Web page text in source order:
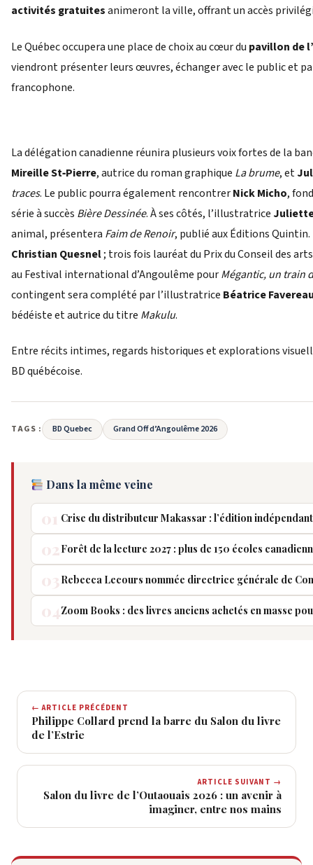
activités gratuitesanimeront la ville, offrant un accès
Le Québec occupera une place de choix au cœur du pavillon de
viendront présenter leurs œuvres, échanger avec le public et
francophone.
La délégation canadienne réunira plusieurs voix fortes de la
Mireille St‑Pierre, autrice du roman graphique La brume, et
traces. Le public pourra également rencontrerNick Micho,
série à succès Bière Dessinée. À ses côtés, l’illustratrice
animal, présentera Faim de Renoir, publié aux Éditions
Christian Quesnel; trois fois lauréat du Prix du Conseil des
au Festival international d’Angoulême pourMégantic, un train
contingent sera complété par l’illustratrice Béatrice
bédéiste et autrice du titre Makulu.
Entre récits intimes, regards historiques et explorations
BD québécoise.
TAGS : BD Quebec Grand Off d’Angoulême 2026
Dans la même veine
Crise du distributeur Makassar : l’édition
Forêt de la lecture 2027 : plus de 150 écoles
Rebecca Lecours nommée directrice générale de
Zoom Books : des livres anciens achetés en masse
← ARTICLE PRÉCÉDENT
Philippe Collard prend la barre du Salon du livre
de l’Estrie
ARTICLE SUIVANT →
Salon du livre de l’Outaouais 2026 : un avenir à
imaginer, entre nos mains